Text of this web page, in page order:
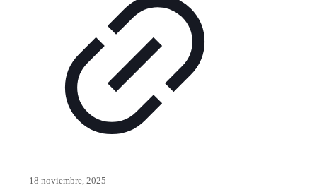
18 noviembre, 2025